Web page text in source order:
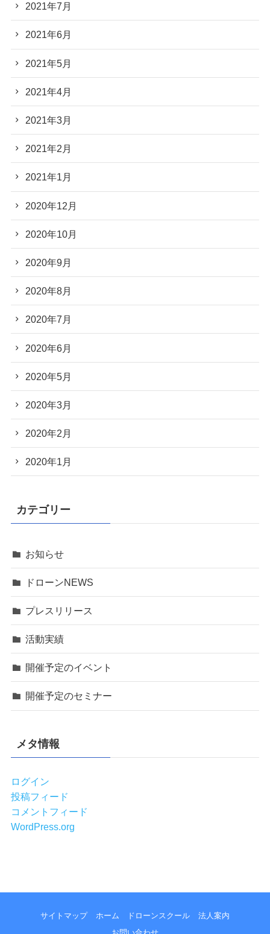
2021年7月
2021年6月
2021年5月
2021年4月
2021年3月
2021年2月
2021年1月
2020年12月
2020年10月
2020年9月
2020年8月
2020年7月
2020年6月
2020年5月
2020年3月
2020年2月
2020年1月
カテゴリー
お知らせ
ドローンNEWS
プレスリリース
活動実績
開催予定のイベント
開催予定のセミナー
メタ情報
ログイン
投稿フィード
コメントフィード
WordPress.org
サイトマップ ホーム ドローンスクール
法人案内